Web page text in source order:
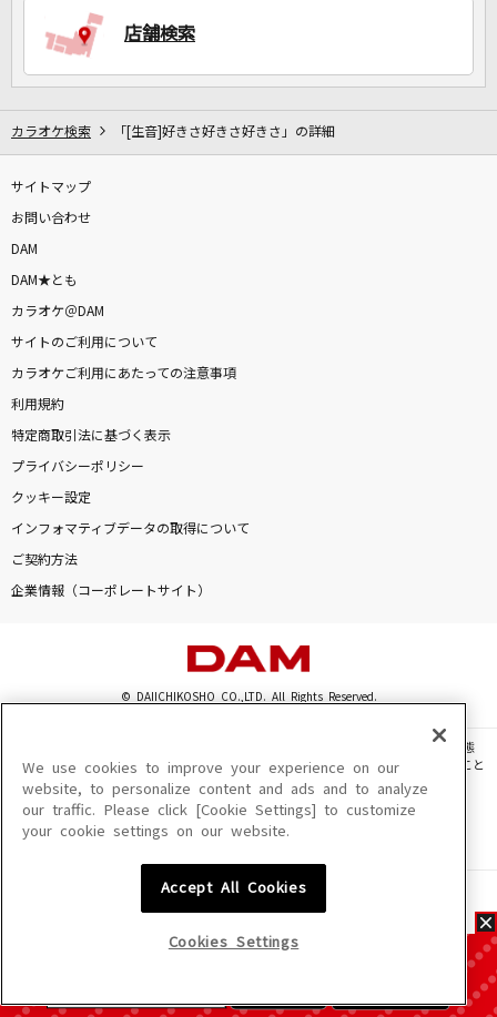
店舗検索
カラオケ検索 「[生音]好きさ好きさ好きさ」の詳細
サイトマップ
お問い合わせ
DAM
DAM★とも
カラオケ＠DAM
サイトのご利用について
カラオケご利用にあたっての注意事項
利用規約
特定商取引法に基づく表示
プライバシーポリシー
クッキー設定
インフォマティブデータの取得について
ご契約方法
企業情報（コーポレートサイト）
© DAIICHIKOSHO CO.,LTD. All Rights Reserved.
このサイトに掲載されている一切の文章・画像・写真・動画・音声等を、手段や形態
を問わず、著作権法の定める範囲を超えて無断で複製、転載、ファイル化などすること
を禁じます。
楽曲及びコンテンツは、機種によりご利用いただけない場合があります。
楽曲及びコンテンツの配信日、配信内容が変更になる場合があります。
We use cookies to improve your experience on our
website, to personalize content and ads and to analyze
our traffic. Please click [Cookie Settings] to customize
your cookie settings on our website.
Accept All Cookies
Cookies Settings